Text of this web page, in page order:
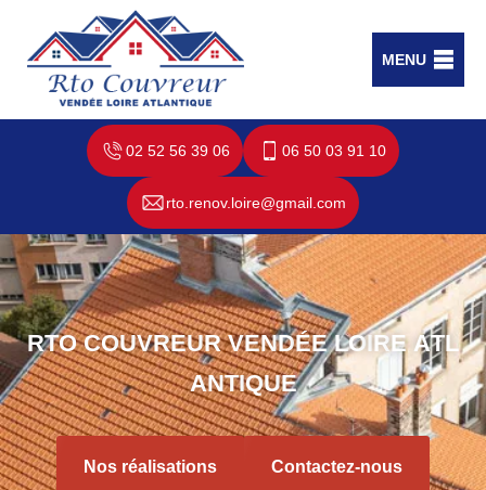
MENU
02 52 56 39 06 06 50 03 91 10
rto.renov.loire@gmail.com
RTO COUVREUR VENDÉE LOIRE ATL
ANTIQUE
Nos réalisations Contactez-nous